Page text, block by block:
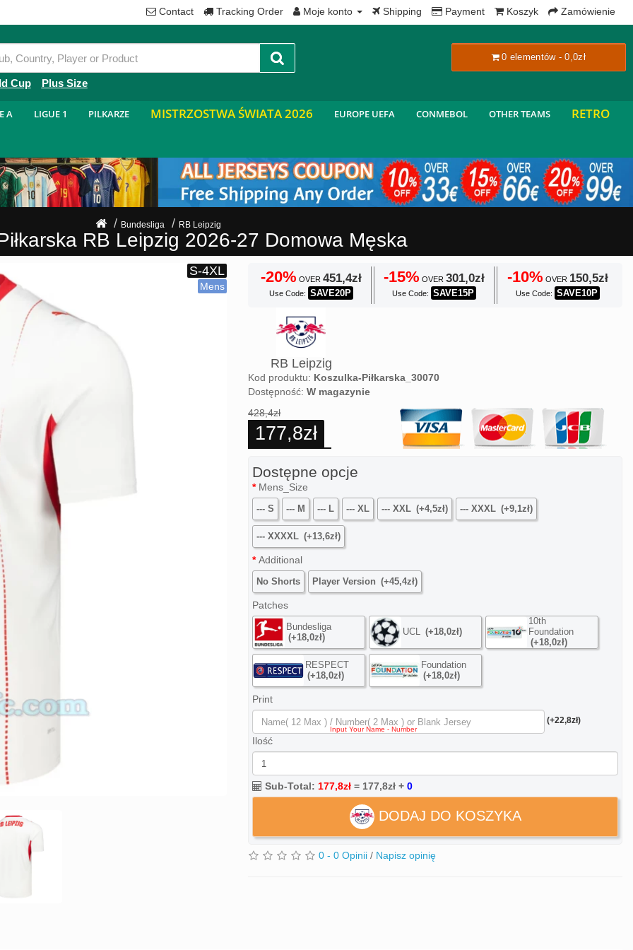
Contact Tracking Order Moje konto Shipping Payment Koszyk Zamówienie
Cup Plus Size
0 elementów - 0,0zł
x
A LIGUE 1 PILKARZE MISTRZOSTWA ŚWIATA 2026 EUROPE UEFA CONMEBOL OTHER TEAMS RETRO
Bundesliga RB Leipzig
RB Leipzig 2026-27 Domowa Męska
-20% OVER451,4zł
Use Code: SAVE20P
-15% OVER 301,0zł
Use Code: SAVE15P
-10% OVER 150,5zł
Use Code: SAVE10P
RB Leipzig
Kod produktu: Koszulka-Piłkarska_30070
Dostępność: W magazynie
428,4zł
177,8zł
Dostępne opcje
Mens_Size
--- S --- M --- L --- XL --- XXL (+4,5zł) --- XXXL (+9,1zł)
--- XXXXL (+13,6zł)
Additional
No Shorts Player Version (+45,4zł)
Patches
Bundesliga
(+18,0zł)
UCL (+18,0zł)
10th
Foundation
(+18,0zł)
RESPECT
(+18,0zł)
Foundation
(+18,0zł)
Print
(+22,8zł)
Ilość
Sub-Total: 177,8zł = 177,8zł + 0
DODAJ DO KOSZYKA
0 - 0 Opinii / Napisz opinię